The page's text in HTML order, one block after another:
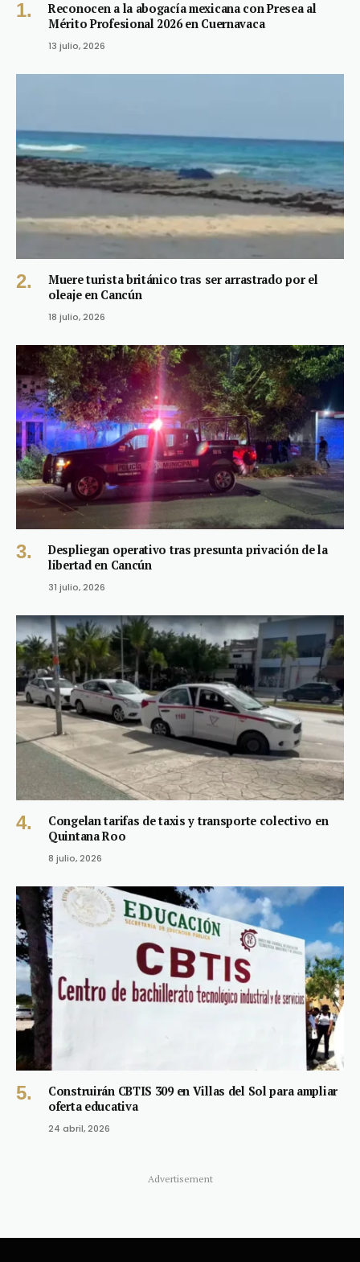
Reconocen a la abogacía mexicana con Presea al
Mérito Profesional 2026 en Cuernavaca
13 julio, 2026
Muere turista británico tras ser arrastrado por el
oleaje en Cancún
18 julio, 2026
Despliegan operativo tras presunta privación de la
libertad en Cancún
31 julio, 2026
Congelan tarifas de taxis y transporte colectivo en
Quintana Roo
8 julio, 2026
Construirán CBTIS 309 en Villas del Sol para ampliar
oferta educativa
24 abril, 2026
Advertisement